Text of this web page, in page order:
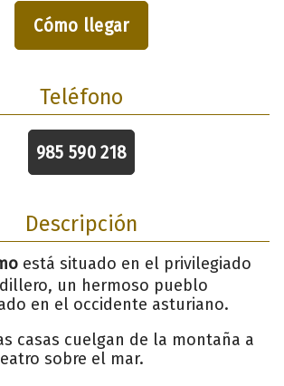
Cómo llegar
Teléfono
985 590 218
Descripción
está situado en el privilegiado
un hermoso pueblo
en el occidente asturiano.
casas cuelgan de la montaña a
sobre el mar.